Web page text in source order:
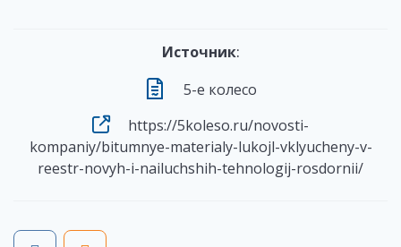
Источник:
5-е колесо
https://5koleso.ru/novosti-
kompaniy/bitumnye-materialy-lukojl-vklyucheny-v-
reestr-novyh-i-nailuchshih-tehnologij-rosdornii/